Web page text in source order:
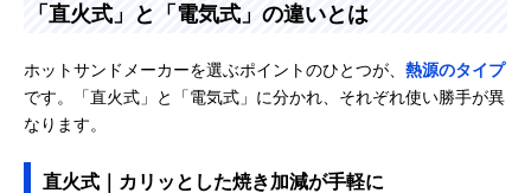
「直火式」と「電気式」の違いとは
ホットサンドメーカーを選ぶポイントのひとつが、 熱源のタイプ
です。「直火式」と「電気式」に分かれ、それぞれ使い勝手が異
なります。
直火式｜カリッとした焼き加減が手軽に